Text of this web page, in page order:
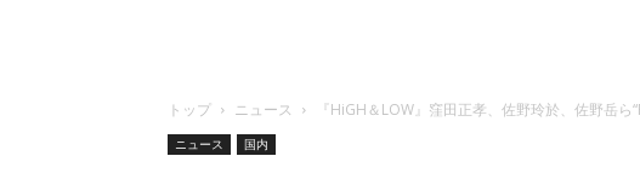
トップ ニュース 『HiGH＆LOW』窪田正孝、佐野玲於、佐野岳ら
ニュース 国内